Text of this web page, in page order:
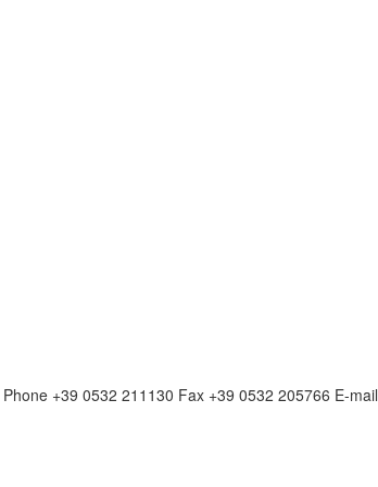
Phone +39 0532 211130 Fax +39 0532 205766 E-mail